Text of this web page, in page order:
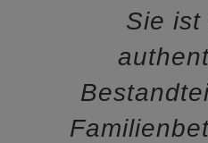
Sie ist